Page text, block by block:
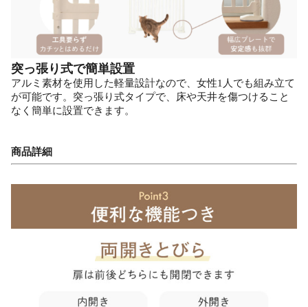
突っ張り式で簡単設置
アルミ素材を使用した軽量設計なので、女性1人でも組み立て
が可能です。突っ張り式タイプで、床や天井を傷つけること
なく簡単に設置できます。
商品詳細